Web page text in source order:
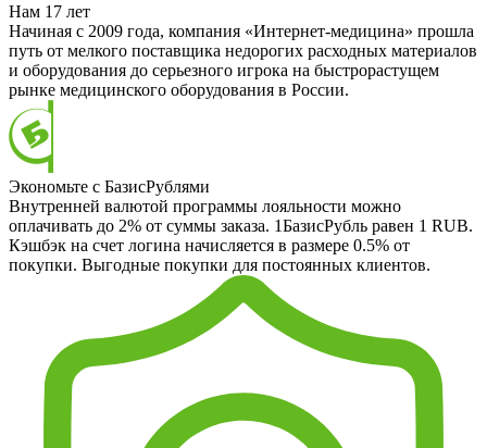
Нам 17 лет
Начиная с 2009 года, компания «Интернет-медицина» прошла
путь от мелкого поставщика недорогих расходных материалов
и оборудования до серьезного игрока на быстрорастущем
рынке медицинского оборудования в России.
Экономьте с БазисРублями
Внутренней валютой программы лояльности можно
оплачивать до 2% от суммы заказа. 1БазисРубль равен 1 RUB.
Кэшбэк на счет логина начисляется в размере 0.5% от
покупки. Выгодные покупки для постоянных клиентов.